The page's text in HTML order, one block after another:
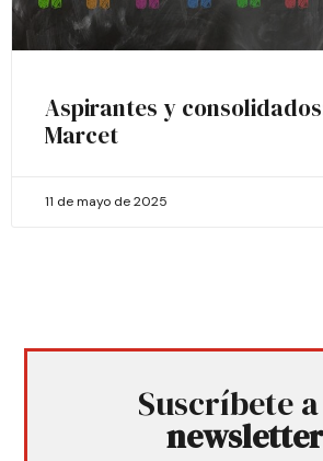
Aspirantes y
Marcet
11 de mayo de 2025
Suscríbete
newsletter